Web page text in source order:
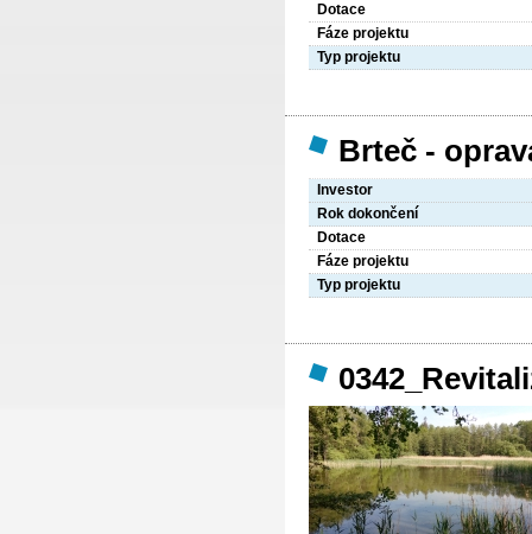
Dotace
Fáze projektu
Typ projektu
Brteč -
Investor
Rok dokončení
Dotace
Fáze projektu
Typ projektu